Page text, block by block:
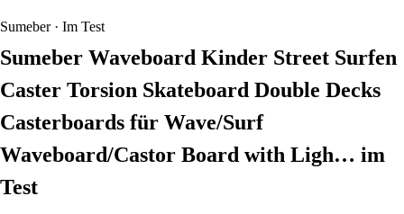
Sumeber · Im Test
Sumeber Waveboard Kinder Street Surfen
Caster Torsion Skateboard Double Decks
Casterboards für Wave/Surf
Waveboard/Castor Board with Ligh… im
Test